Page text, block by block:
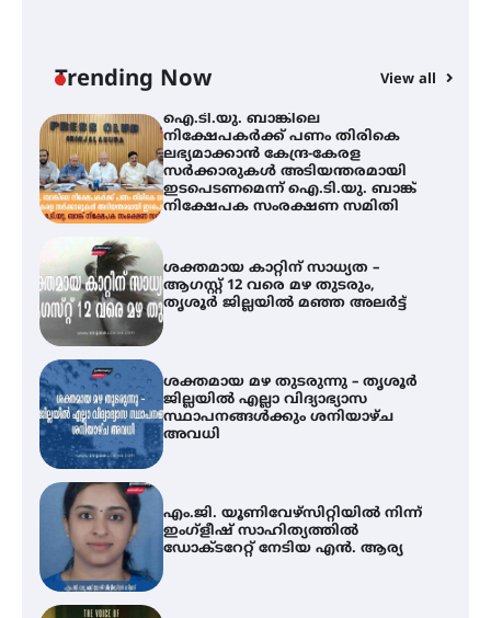
Trending Now View all
ഐ.ടി.യു. ബാങ്കിലെ
നിക്ഷേപകർക്ക് പണം തിരികെ
ലഭ്യമാക്കാൻ കേന്ദ്ര-കേരള
സർക്കാരുകൾ അടിയന്തരമായി
ഇടപെടണമെന്ന് ഐ.ടി.യു. ബാങ്ക്
നിക്ഷേപക സംരക്ഷണ സമിതി
ശക്തമായ കാറ്റിന് സാധ്യത –
ആഗസ്റ്റ് 12 വരെ മഴ തുടരും,
തൃശൂർ ജില്ലയിൽ മഞ്ഞ അലർട്ട്
ശക്തമായ മഴ തുടരുന്നു – തൃശൂർ
ജില്ലയിൽ എല്ലാ വിദ്യാഭ്യാസ
സ്ഥാപനങ്ങൾക്കും ശനിയാഴ്ച
അവധി
എം.ജി. യൂണിവേഴ്‌സിറ്റിയിൽ നിന്ന്
ഇംഗ്ളീഷ് സാഹിത്യത്തിൽ
ഡോക്ടറേറ്റ് നേടിയ എൻ. ആര്യ